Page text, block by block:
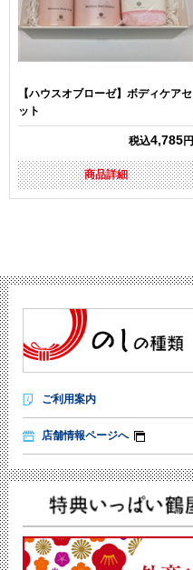
【ハウスオブローゼ】ボディケアセ
ット
税込4,785円
商品詳細
ご利用案内
店舗情報ページへ